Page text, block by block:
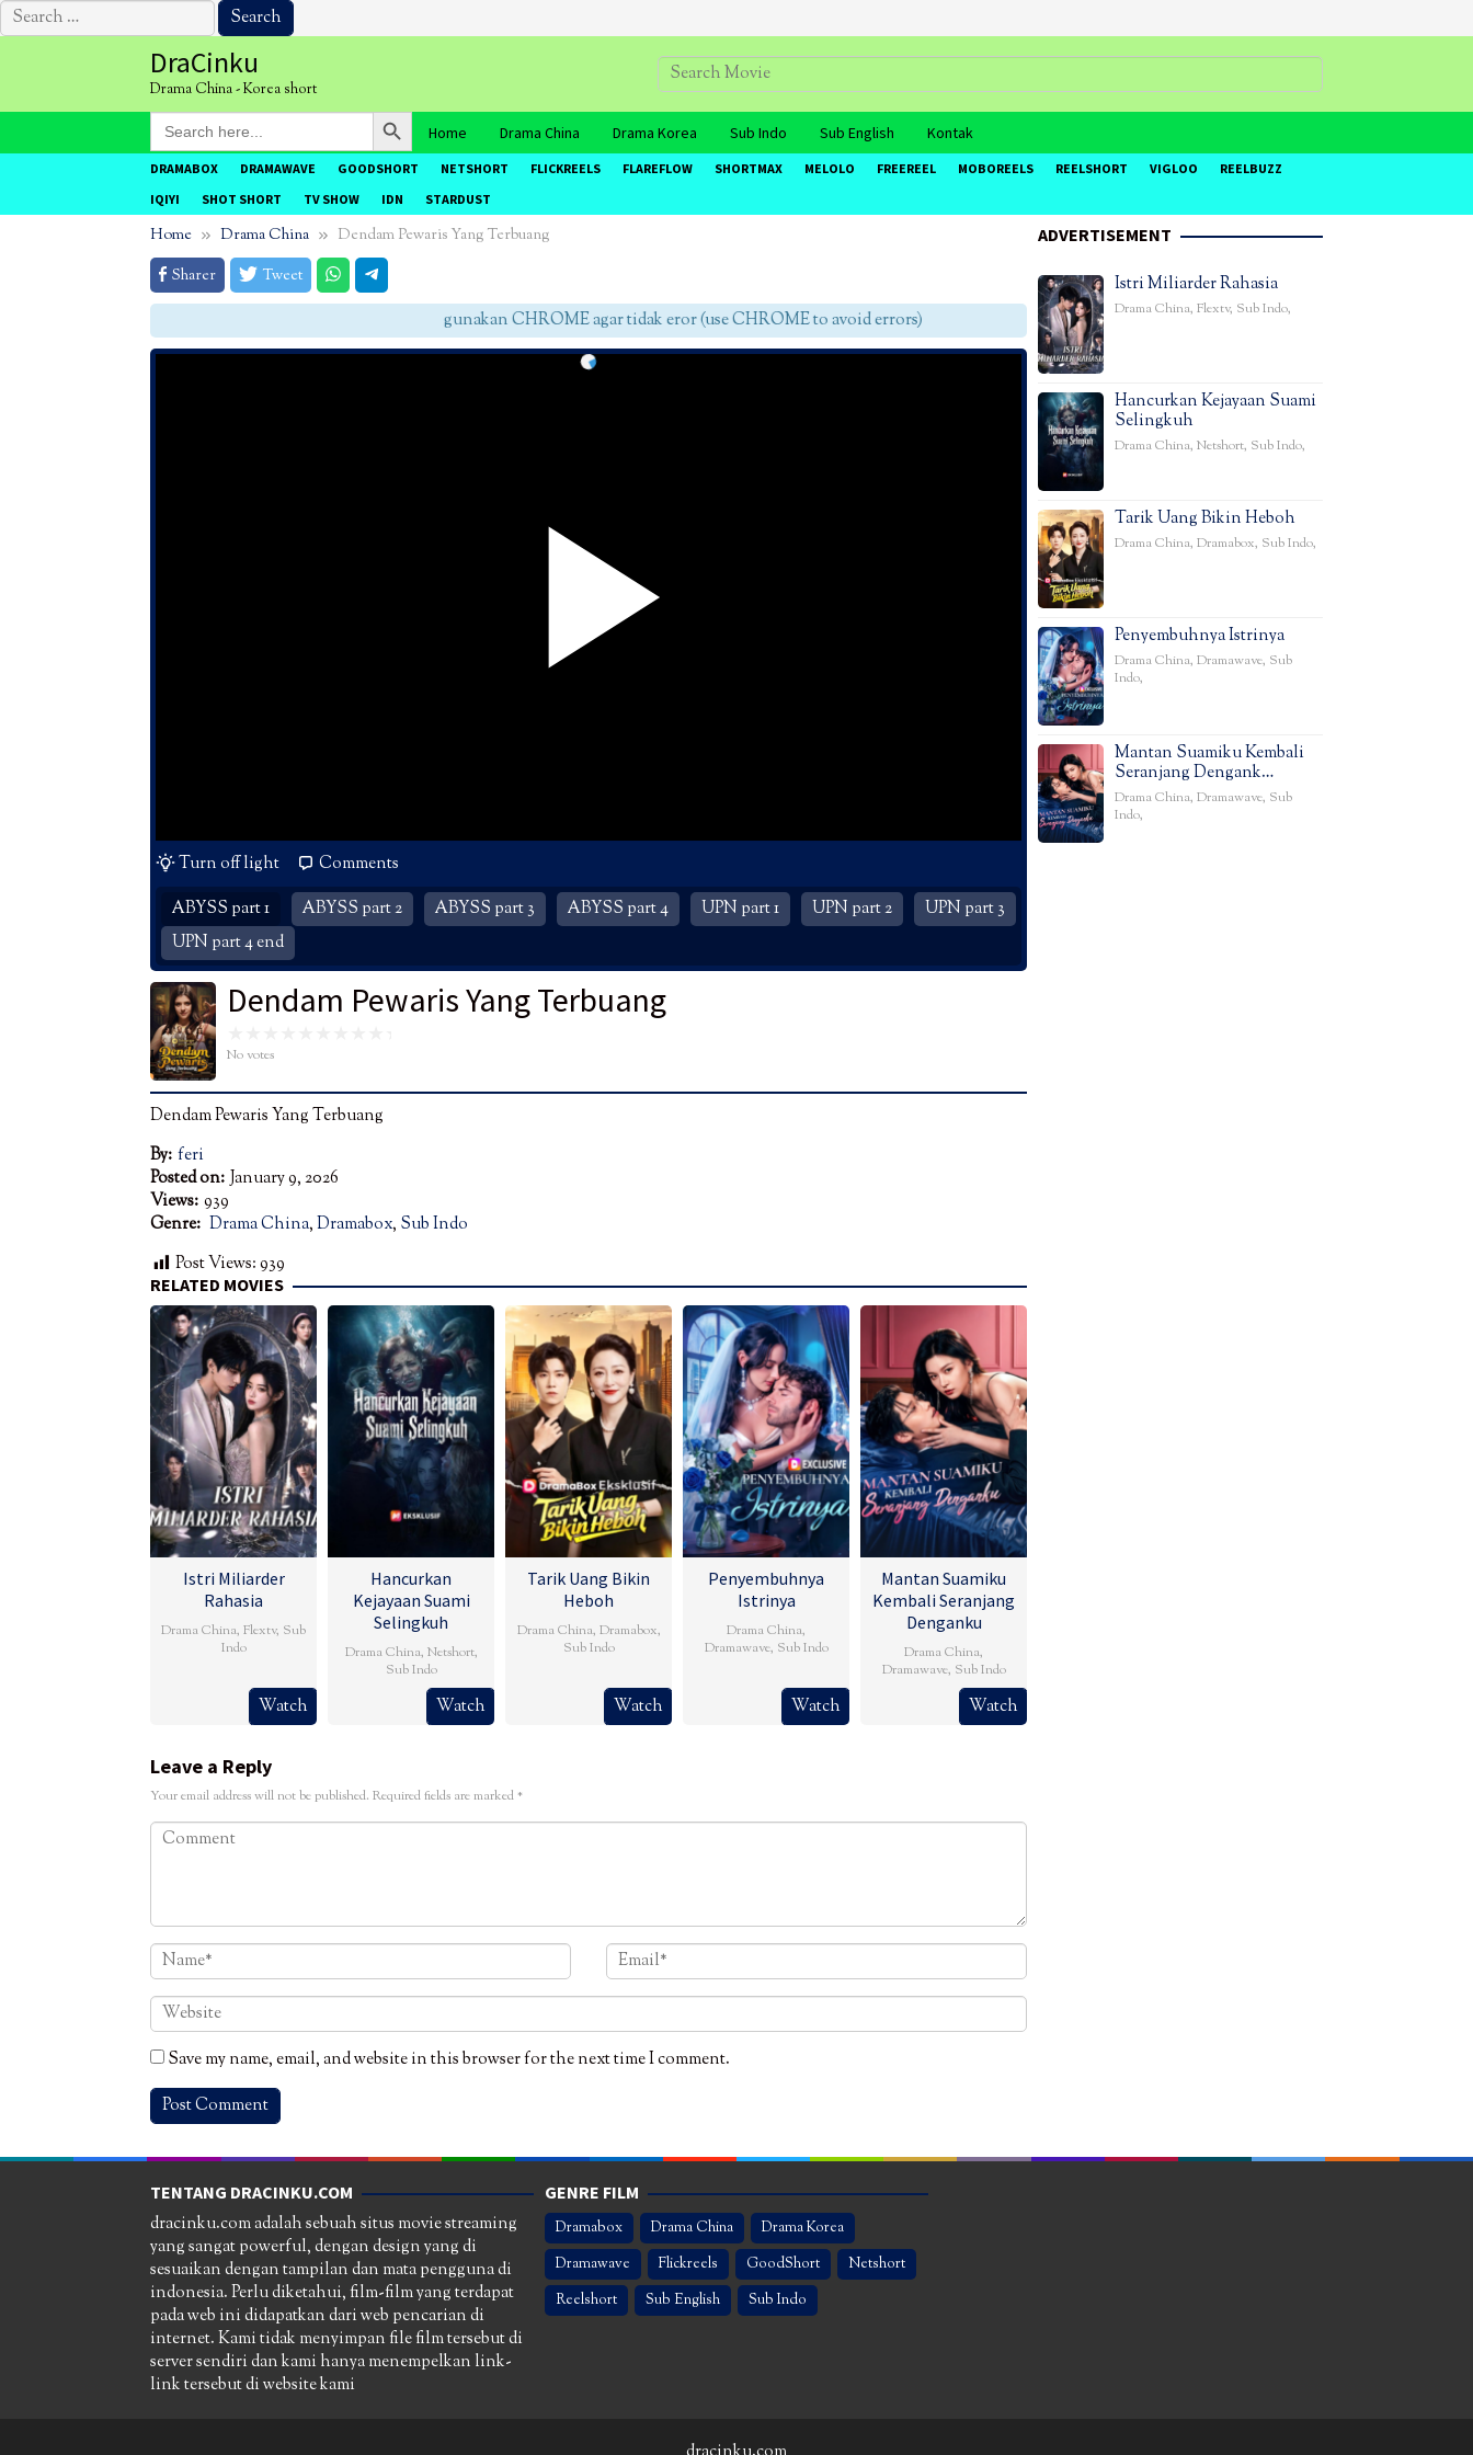
Search
for:
DraCinku
Drama China - Korea short
Search
for:
Search Button
Home Drama China Drama Korea Sub Indo Sub English Kontak
DRAMABOX DRAMAWAVE GOODSHORT NETSHORT FLICKREELS FLAREFLOW SHORTMAX MELOLO FREEREEL MOBOREELS REELSHORT VIGLOO
REELBUZZ
IQIYI
SHOT SHORT TV SHOW IDN STARDUST
Home Drama China
Dendam Pewaris Yang Terbuang
Sharer
Tweet
gunakan CHROME agar tidak eror (use CHROME to avoid errors)
Turn off light
Comments
ABYSS part 1
ABYSS part 2 ABYSS part 3 ABYSS part 4 UPN part 1 UPN part 2
UPN part 3
UPN part 4 end
Dendam Pewaris Yang Terbuang
No votes
Dendam Pewaris Yang Terbuang
By: feri
Posted on: January 9, 2026
Views: 939
Genre: Drama China,Dramabox, Sub Indo
Post Views:939
RELATED MOVIES
Istri Miliarder
Rahasia
Drama China, Flextv, Sub
Indo
Watch
Hancurkan
Kejayaan Suami
Selingkuh
Drama China, Netshort,
Sub Indo
Watch
Tarik Uang Bikin
Heboh
Drama China, Dramabox,
Sub Indo
Watch
Penyembuhnya
Istrinya
Drama China,
Dramawave, Sub Indo
Watch
Mantan Suamiku
Kembali Seranjang
Denganku
Drama China,
Dramawave, Sub Indo
Watch
Leave a Reply
Your email address will not be published. Required fields are marked*
Save my name, email, and website in this browser for the next time I comment.
ADVERTISEMENT
Istri Miliarder Rahasia
Drama China, Flextv, Sub Indo,
Hancurkan Kejayaan Suami
Selingkuh
Drama China, Netshort, Sub Indo,
Tarik Uang Bikin Heboh
Drama China, Dramabox, Sub Indo,
Penyembuhnya Istrinya
Drama China, Dramawave, Sub
Indo,
Mantan Suamiku Kembali
Seranjang Dengank…
Drama China, Dramawave, Sub
Indo,
TENTANG DRACINKU.COM
dracinku.com adalah sebuah situs movie streaming
yang sangat powerful, dengan design yang di
sesuaikan dengan tampilan dan mata pengguna di
indonesia. Perlu diketahui, film-film yang terdapat
pada web ini didapatkan dari web pencarian di
internet. Kami tidak menyimpan file film tersebut di
server sendiri dan kami hanya menempelkan link-
link tersebut di website kami
GENRE FILM
Dramabox Drama China
Drama Korea
Dramawave
Flickreels GoodShort
Netshort
Reelshort
Sub English Sub Indo